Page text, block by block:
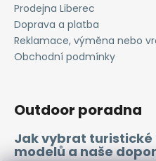
Prodejna Liberec
Doprava a platba
Reklamace, výměna nebo
Obchodní podmínky
Outdoor poradna
Jak vybrat turistické
modelů a naše